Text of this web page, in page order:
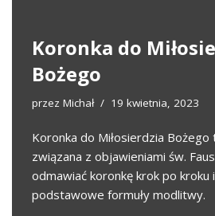
Koronka do
Bożego
przez Michał 19 kwietnia, 2023
Koronka do Miłosierdzia
związana z objawieniami św.
odmawiać koronkę krok po kroku
podstawowe formuły modlitwy.